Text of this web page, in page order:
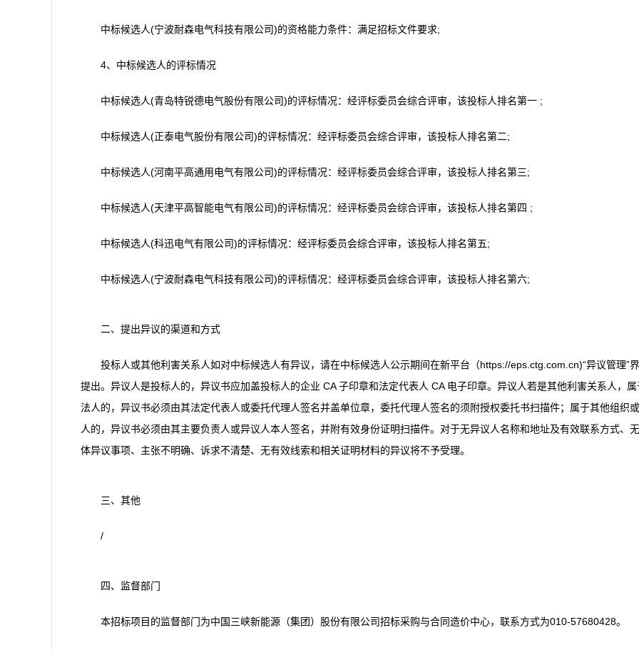
中标候选人(宁波耐森电气科技有限公司)的资格能力条件：满足招标文件要求;
4、中标候选人的评标情况
中标候选人(青岛特锐德电气股份有限公司)的评标情况：经评标委员会综合评审，该投标人排名第一 ;
中标候选人(正泰电气股份有限公司)的评标情况：经评标委员会综合评审，该投标人排名第二;
中标候选人(河南平高通用电气有限公司)的评标情况：经评标委员会综合评审，该投标人排名第三;
中标候选人(天津平高智能电气有限公司)的评标情况：经评标委员会综合评审，该投标人排名第四 ;
中标候选人(科迅电气有限公司)的评标情况：经评标委员会综合评审，该投标人排名第五;
中标候选人(宁波耐森电气科技有限公司)的评标情况：经评标委员会综合评审，该投标人排名第六;
二、提出异议的渠道和方式
投标人或其他利害关系人如对中标候选人有异议，请在中标候选人公示期间在新平台（https://eps.ctg.com.cn)“异议管理”
提出。异议人是投标人的，异议书应加盖投标人的企业 CA 子印章和法定代表人 CA 电子印章。异议人若是其他利害关系人，属
法人的，异议书必须由其法定代表人或委托代理人签名并盖单位章，委托代理人签名的须附授权委托书扫描件；属于其他组织
人的，异议书必须由其主要负责人或异议人本人签名，并附有效身份证明扫描件。对于无异议人名称和地址及有效联系方式、
体异议事项、主张不明确、诉求不清楚、无有效线索和相关证明材料的异议将不予受理。
三、其他
/
四、监督部门
本招标项目的监督部门为中国三峡新能源（集团）股份有限公司招标采购与合同造价中心，联系方式为010-57680428。